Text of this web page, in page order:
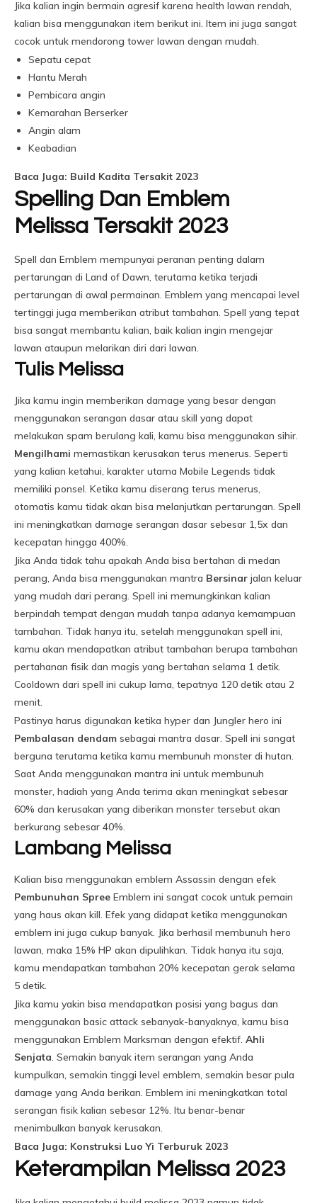
Jika kalian ingin bermain agresif karena health lawan rendah,
kalian bisa menggunakan item berikut ini. Item ini juga sangat
cocok untuk mendorong tower lawan dengan mudah.
Sepatu cepat
Hantu Merah
Pembicara angin
Kemarahan Berserker
Angin alam
Keabadian
Baca Juga: Build Kadita Tersakit 2023
Spelling Dan Emblem
Melissa Tersakit 2023
Spell dan Emblem mempunyai peranan penting dalam
pertarungan di Land of Dawn, terutama ketika terjadi
pertarungan di awal permainan. Emblem yang mencapai level
tertinggi juga memberikan atribut tambahan. Spell yang tepat
bisa sangat membantu kalian, baik kalian ingin mengejar
lawan ataupun melarikan diri dari lawan.
Tulis Melissa
Jika kamu ingin memberikan damage yang besar dengan
menggunakan serangan dasar atau skill yang dapat
melakukan spam berulang kali, kamu bisa menggunakan sihir.
Mengilhami memastikan kerusakan terus menerus. Seperti
yang kalian ketahui, karakter utama Mobile Legends tidak
memiliki ponsel. Ketika kamu diserang terus menerus,
otomatis kamu tidak akan bisa melanjutkan pertarungan. Spell
ini meningkatkan damage serangan dasar sebesar 1,5x dan
kecepatan hingga 400%.
Jika Anda tidak tahu apakah Anda bisa bertahan di medan
perang, Anda bisa menggunakan mantra Bersinar jalan keluar
yang mudah dari perang. Spell ini memungkinkan kalian
berpindah tempat dengan mudah tanpa adanya kemampuan
tambahan. Tidak hanya itu, setelah menggunakan spell ini,
kamu akan mendapatkan atribut tambahan berupa tambahan
pertahanan fisik dan magis yang bertahan selama 1 detik.
Cooldown dari spell ini cukup lama, tepatnya 120 detik atau 2
menit.
Pastinya harus digunakan ketika hyper dan Jungler hero ini
Pembalasan dendam sebagai mantra dasar. Spell ini sangat
berguna terutama ketika kamu membunuh monster di hutan.
Saat Anda menggunakan mantra ini untuk membunuh
monster, hadiah yang Anda terima akan meningkat sebesar
60% dan kerusakan yang diberikan monster tersebut akan
berkurang sebesar 40%.
Lambang Melissa
Kalian bisa menggunakan emblem Assassin dengan efek
Pembunuhan Spree Emblem ini sangat cocok untuk pemain
yang haus akan kill. Efek yang didapat ketika menggunakan
emblem ini juga cukup banyak. Jika berhasil membunuh hero
lawan, maka 15% HP akan dipulihkan. Tidak hanya itu saja,
kamu mendapatkan tambahan 20% kecepatan gerak selama
5 detik.
Jika kamu yakin bisa mendapatkan posisi yang bagus dan
menggunakan basic attack sebanyak-banyaknya, kamu bisa
menggunakan Emblem Marksman dengan efektif. Ahli
Senjata. Semakin banyak item serangan yang Anda
kumpulkan, semakin tinggi level emblem, semakin besar pula
damage yang Anda berikan. Emblem ini meningkatkan total
serangan fisik kalian sebesar 12%. Itu benar-benar
menimbulkan banyak kerusakan.
Baca Juga: Konstruksi Luo Yi Terburuk 2023
Keterampilan Melissa 2023